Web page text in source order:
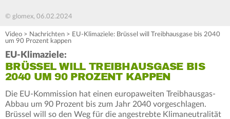
© glomex, 06.02.2024
Video > Nachrichten > EU-Klimaziele: Brüssel will Treibhausgase bis 2040
um 90 Prozent kappen
EU-Klimaziele:
BRÜSSEL WILL TREIBHAUSGASE BIS
2040 UM 90 PROZENT KAPPEN
Die EU-Kommission hat einen europaweiten Treibhausgas-
Abbau um 90 Prozent bis zum Jahr 2040 vorgeschlagen.
Brüssel will so den Weg für die angestrebte Klimaneutralität